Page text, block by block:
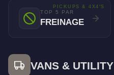
TOP 5 PAR
FREINAGE
PICKUPS & 4X4'S
VANS & UTILITY